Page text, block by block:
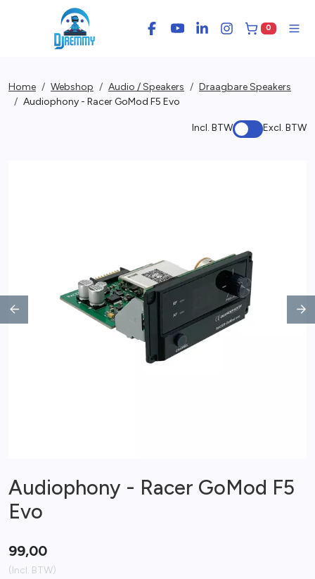
Facebook
YouTubeLinkedInInstagram
0
Home Webshop Audio / Speakers
Draagbare Speakers
Audiophony - Racer GoMod F5 Evo
Incl. BTW Excl. BTW
Previous
Audiophony - Racer GoMod F5
Evo
99,00
(Incl. BTW)